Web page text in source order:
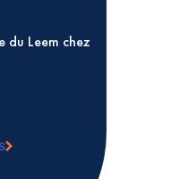
du Leem chez
directrice du Leem